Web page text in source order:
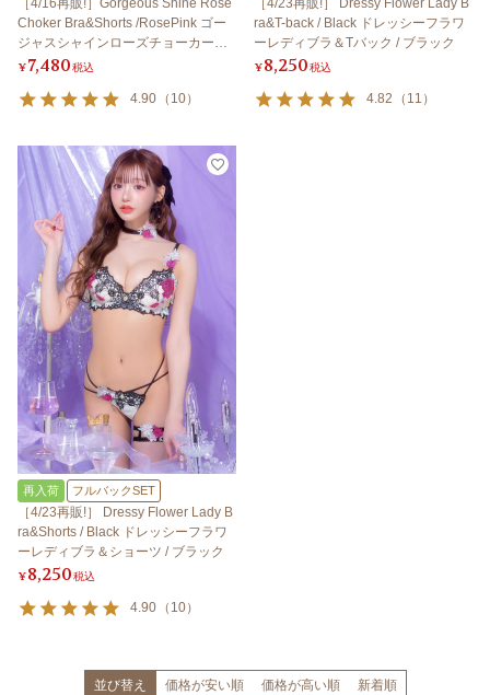
［4/16再販!］Gorgeous Shine Rose
Choker Bra&Shorts /RosePink ゴー
ジャスシャインローズチョーカーブ
ラ＆ショーツ / ローズピンク
¥7,480税込
4.90 （ 10）
［4/23再販!］ Dressy Flower Lady B
ra&T-back / Black ドレッシーフラワ
ーレディブラ＆Tバック / ブラック
¥8,250税込
4.82 （ 11 ）
再入荷 フルバックSET
［4/23再販!］ Dressy Flower Lady B
ra&Shorts / Black ドレッシーフラワ
ーレディブラ＆ショーツ / ブラック
¥8,250税込
4.90 （ 10）
並び替え 価格が安い順 価格が高い順 新着順